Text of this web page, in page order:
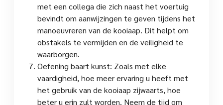
met een collega die zich naast het voertuig
bevindt om aanwijzingen te geven tijdens het
manoeuvreren van de kooiaap. Dit helpt om
obstakels te vermijden en de veiligheid te
waarborgen.
Oefening baart kunst: Zoals met elke
vaardigheid, hoe meer ervaring u heeft met
het gebruik van de kooiaap zijwaarts, hoe
beter u erin zult worden. Neem de tijd om